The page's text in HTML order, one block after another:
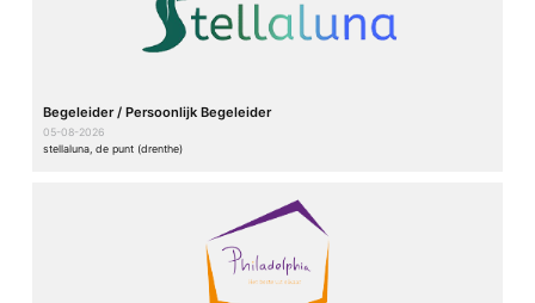
Begeleider / Persoonlijk Begeleider
05-08-2026
stellaluna, de punt (drenthe)